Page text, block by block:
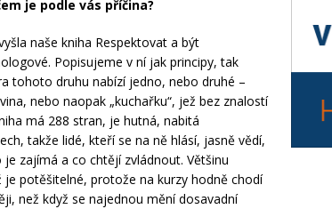
je podle vás příčina?
naše kniha Respektovat a být
Popisujeme v ní jak principy, tak
tohoto druhu nabízí jedno, nebo druhé –
nebo naopak „kuchařku“, jež bez znalostí
má 288 stran, je hutná, nabitá
takže lidé, kteří se na ně hlásí, jasně vědí,
zajímá a co chtějí zvládnout. Většinu
potěšitelné, protože na kurzy hodně chodí
než když se najednou mění dosavadní